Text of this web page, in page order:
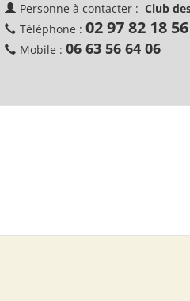
Personne à contacter : Club
Téléphone : 02 97 82 18 56
Mobile : 06 63 56 64 06